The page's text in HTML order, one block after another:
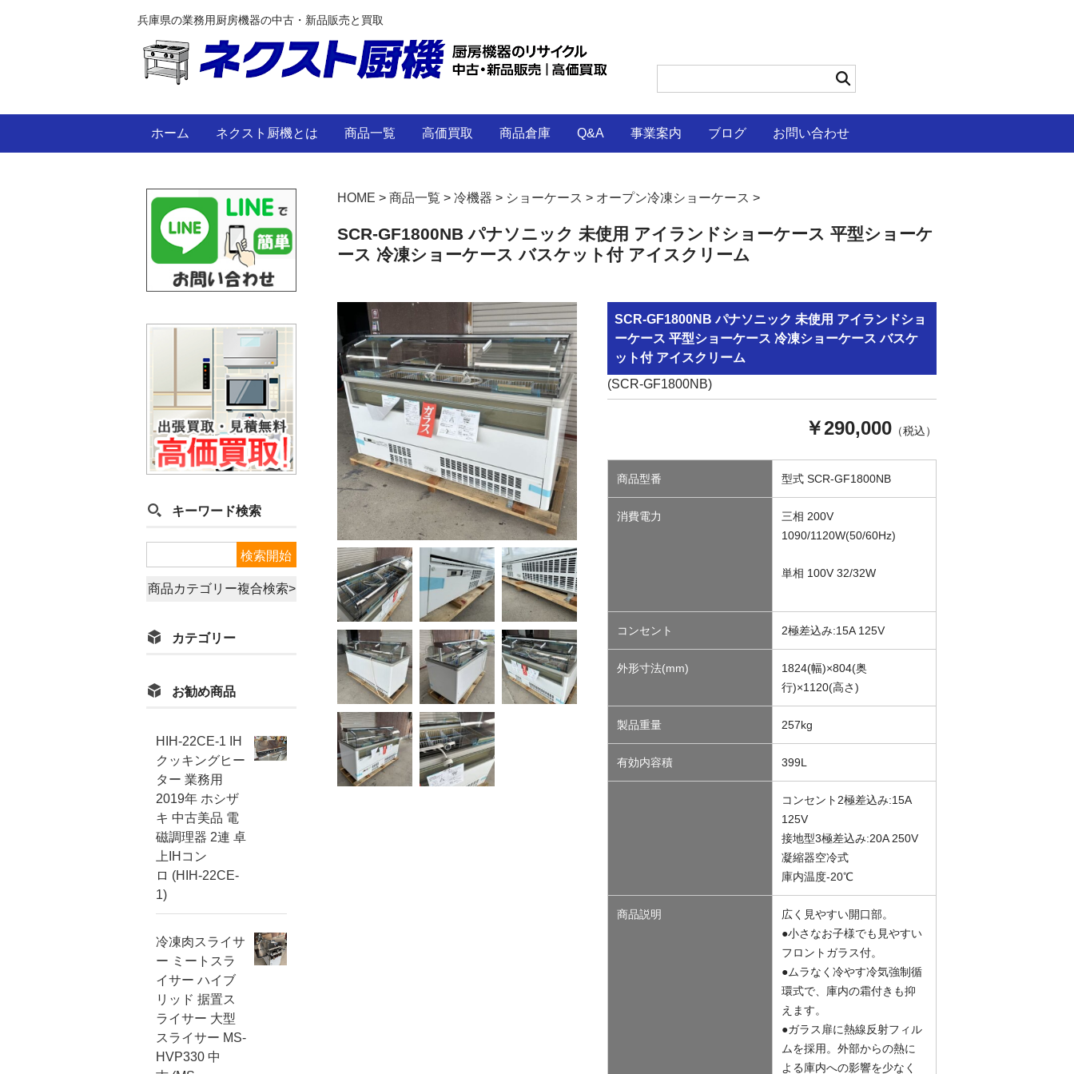
兵庫県の業務用厨房機器の中古・新品販売と買取
ホーム ネクスト厨機とは 商品一覧 高価買取 商品倉庫 Q&A 事業案内 ブログ お問い合わせ
HOME > 商品一覧 > 冷機器 > ショーケース > オープン冷凍ショーケース >
SCR-GF1800NB パナソニック 未使用 アイランドショーケース 平型ショーケ
ース 冷凍ショーケース バスケット付 アイスクリーム
SCR-GF1800NB パナソニック 未使用 アイランドショ
ーケース 平型ショーケース 冷凍ショーケース バスケ
ット付 アイスクリーム
(SCR-GF1800NB)
￥290,000 （税込）
商品型番 型式 SCR-GF1800NB
消費電力
三相 200V
1090/1120W(50/60Hz)
単相 100V 32/32W
コンセント 2極差込み:15A 125V
外形寸法(mm)
1824(幅)×804(奥
行)×1120(高さ)
製品重量 257kg
有効内容積 399L
コンセント2極差込み:15A
125V
接地型3極差込み:20A 250V
凝縮器空冷式
庫内温度-20℃
商品説明
広く見やすい開口部。
●小さなお子様でも見やすい
フロントガラス付。
●ムラなく冷やす冷気強制循
環式で、庫内の霜付きも抑
えます。
●ガラス扉に熱線反射フィル
ムを採用。外部からの熱に
よる庫内への影響を少なく
キーワード検索
商品カテゴリー複合検索>
カテゴリー
お勧め商品
HIH-22CE-1 IH
クッキングヒー
ター 業務用
2019年 ホシザ
キ 中古美品 電
磁調理器 2連 卓
上IHコン
ロ (HIH-22CE-
1)
冷凍肉スライサ
ー ミートスラ
イサー ハイブ
リッド 据置ス
ライサー 大型
スライサー MS-
HVP330 中